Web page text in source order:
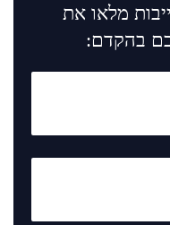
מלאו את
בהקדם: